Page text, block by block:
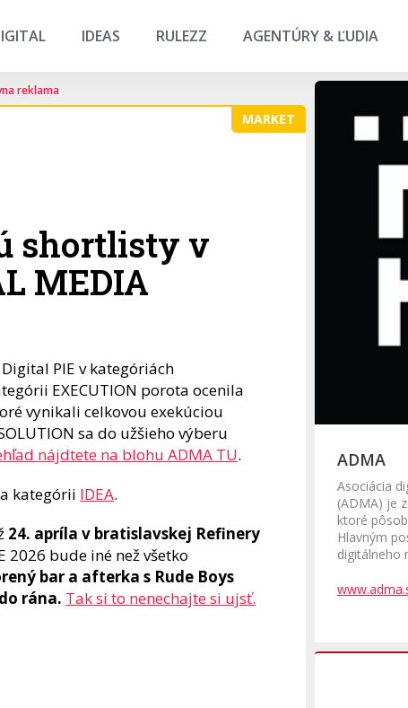
IDEAS RULEZZ AGENTÚRY & ĽUDIA
reklama
MARKET
shortlisty v
MEDIA
PIE v kategóriách
EXECUTION porota ocenila
vynikali celkovou exekúciou
sa do užšieho výberu
nájdtete na blohu ADMA TU.
a kategórii IDEA.
24. apríla v bratislavskej Refinery
2026 bude iné než všetko
bar a afterka s Rude Boys
rána. Tak si to nenechajte si ujsť.
ADMA
Asociácia
(ADMA) je
ktoré
Hlavným
digitálneho